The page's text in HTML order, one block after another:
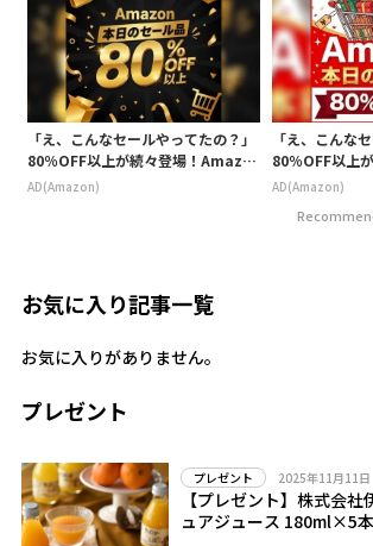
「え、こんなセールやってたの？」
80％OFF以上が続々登場！Amazo
nの本気が凄すぎる
AD(Amazon)
「え、こんな
80％OFF以上
nの本気が凄す
AD(Amazon)
お気に入り記事一覧
お気に入りがありません。
プレゼント
プレゼント 2025年11月11日
【プレゼント】株式会
ュアジュース 180ml×5